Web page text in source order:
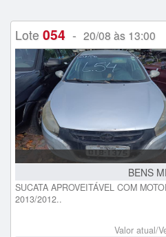
Lote 054 - 20/08 às 13:00
BENS
SUCATA APROVEITÁVEL COM
2013/2012..
Valor atual/